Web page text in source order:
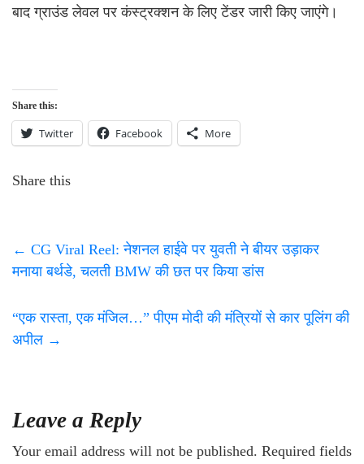
बाद ग्राउंड लेवल पर कंस्ट्रक्शन के लिए टेंडर जारी किए जाएंगे।
Share this:
Twitter Facebook More
Share this
← CG Viral Reel: नेशनल हाईवे पर युवती ने बीयर उड़ाकर
मनाया बर्थडे, चलती BMW की छत पर किया डांस
“एक रास्ता, एक मंजिल…” पीएम मोदी की मंत्रियों से कार पूलिंग की
अपील →
Leave a Reply
Your email address will not be published. Required fields